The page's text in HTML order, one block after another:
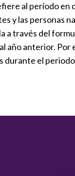
al período en
y las personas
a través del
año anterior. Por
el